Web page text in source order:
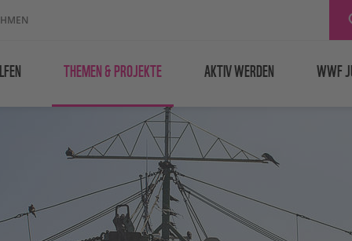
THEMEN & PROJEKTE AKTIV WERDEN WWF